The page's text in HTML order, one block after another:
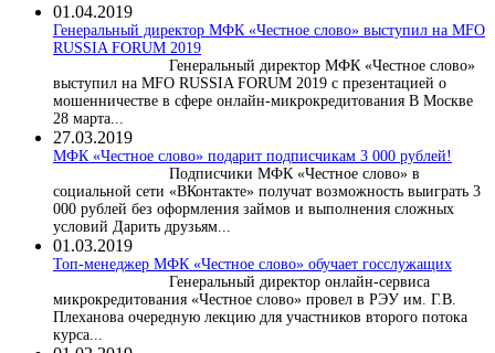
01.04.2019
Генеральный директор МФК «Честное слово» выступил на MFO
RUSSIA FORUM 2019
Генеральный директор МФК «Честное слово»
выступил на MFO RUSSIA FORUM 2019 с презентацией о
мошенничестве в сфере онлайн-микрокредитования В Москве
28 марта...
27.03.2019
МФК «Честное слово» подарит подписчикам 3 000 рублей!
Подписчики МФК «Честное слово» в
социальной сети «ВКонтакте» получат возможность выиграть 3
000 рублей без оформления займов и выполнения сложных
условий Дарить друзьям...
01.03.2019
Топ-менеджер МФК «Честное слово» обучает госслужащих
Генеральный директор онлайн-сервиса
микрокредитования «Честное слово» провел в РЭУ им. Г.В.
Плеханова очередную лекцию для участников второго потока
курса...